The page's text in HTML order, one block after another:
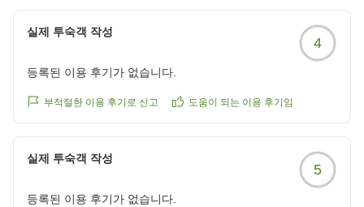
실제 투숙객 작성
4
등록된 이용 후기가 없습니다.
부적절한 이용 후기로 신고 도움이 되는 이용 후기임
실제 투숙객 작성
5
등록된 이용 후기가 없습니다.